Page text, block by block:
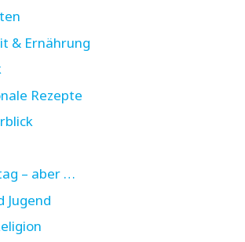
& Ernährung
Rezepte
– aber …
Jugend